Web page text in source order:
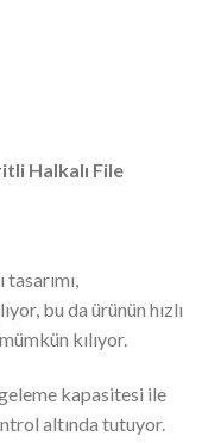
Halkalı File
bu da ürünün hızlı
kılıyor.
kapasitesi ile
altında tutuyor.